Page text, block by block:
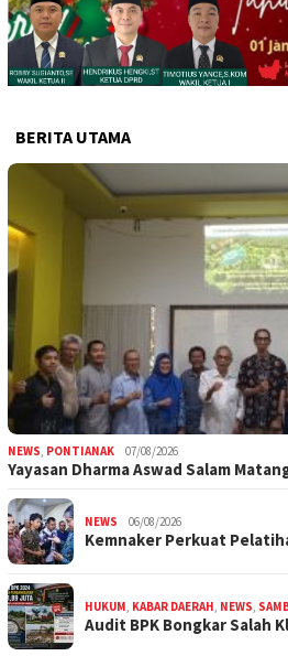
BERITA UTAMA
NEWS, PONTIANAK 07/08/2026
Yayasan Dharma Aswad Salam
NEWS 06/08/2026
Kemnaker Perkuat
HUKUM, KABAR DAERAH, NEWS,
Audit BPK Bongkar Salah